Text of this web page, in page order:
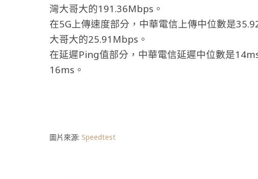
灣大哥大的191.36Mbps。
在5G上傳速度部分，中華電信上傳中位數是
大哥大的25.91Mbps。
在延遲Ping值部分，中華電信延遲中位數是
16ms。
圖片來源: Speedtest